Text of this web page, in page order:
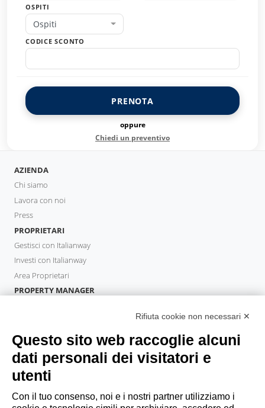
OSPITI
Ospiti
CODICE SCONTO
PRENOTA
oppure
Chiedi un preventivo
AZIENDA
Chi siamo
Lavora con noi
Press
PROPRIETARI
Gestisci con Italianway
Investi con Italianway
Area Proprietari
PROPERTY MANAGER
OSPITI
Prenota un soggiorno
Soggiorni lunghi
Esperienze per gli ospiti
Sconti per gli ospiti
Rifiuta cookie non necessari ✕
Questo sito web raccoglie alcuni
dati personali dei visitatori e
utenti
Con il tuo consenso, noi e i nostri partner utilizziamo i